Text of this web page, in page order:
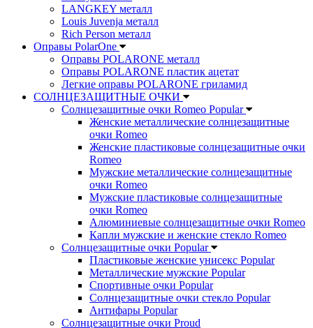
LANGKEY металл
Louis Juvenja металл
Rich Person металл
Оправы PolarOne
Оправы POLARONE металл
Оправы POLARONE пластик ацетат
Легкие оправы POLARONE гриламид
СОЛНЦЕЗАЩИТНЫЕ ОЧКИ
Солнцезащитные очки Romeo Popular
Женские металлические солнцезащитные
очки Romeo
Женские пластиковые солнцезащитные очки
Romeo
Мужские металлические солнцезащитные
очки Romeo
Мужские пластиковые солнцезащитные
очки Romeo
Алюминиевые солнцезащитные очки Romeo
Капли мужские и женские стекло Romeo
Солнцезащитные очки Popular
Пластиковые женские унисекс Popular
Металлические мужские Popular
Спортивные очки Popular
Солнцезащитные очки стекло Popular
Aнтифары Popular
Солнцезащитные очки Proud